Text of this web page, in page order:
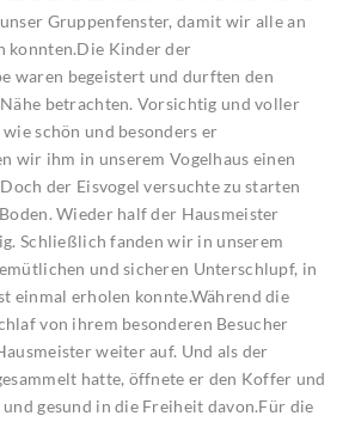
Gruppenfenster, damit wir alle an
konnten.Die Kinder der
waren begeistert und durften den
betrachten. Vorsichtig und voller
schön und besonders er
wir ihm in unserem Vogelhaus einen
der Eisvogel versuchte zu starten
Wieder half der Hausmeister
Schließlich fanden wir in unserem
und sicheren Unterschlupf, in
einmal erholen konnte.Während die
von ihrem besonderen Besucher
weiter auf. Und als der
hatte, öffnete er den Koffer und
gesund in die Freiheit davon.Für die